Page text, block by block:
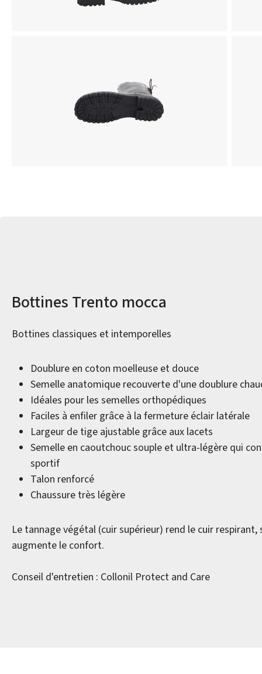
Informations sur le produit
Bottines Trento mocca
Bottines classiques et intemporelles
Doublure en coton moelleuse et douce
Semelle anatomique recouverte d'une doublure
Idéales pour les semelles orthopédiques
Faciles à enfiler grâce à la fermeture éclair latérale
Largeur de tige ajustable grâce aux lacets
Semelle en caoutchouc souple et ultra-légère qui
sportif
Talon renforcé
Chaussure très légère
Le tannage végétal (cuir supérieur) rend le cuir
augmente le confort.
Conseil d'entretien : Collonil Protect and Care